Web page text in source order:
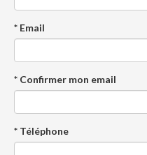
* Email
* Confirmer mon email
* Téléphone